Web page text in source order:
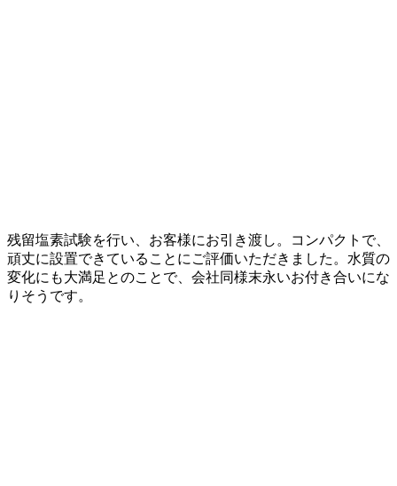
残留塩素試験を行い、お客様にお引き渡し。コンパクトで、
頑丈に設置できていることにご評価いただきました。水質の
変化にも大満足とのことで、会社同様末永いお付き合いにな
りそうです。